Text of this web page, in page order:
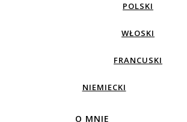
POLSKI
WŁOSKI
FRANCUSKI
NIEMIECKI
O MNIE